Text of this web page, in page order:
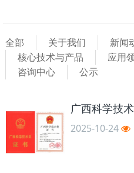
全部 关于我们 新闻
核心技术与产品
应用
咨询中心
公示
广西科学技
2025-10-24